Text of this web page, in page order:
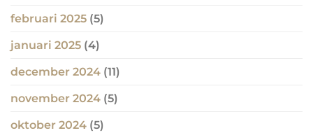
februari 2025 (5)
januari 2025 (4)
december 2024 (11)
november 2024 (5)
oktober 2024 (5)